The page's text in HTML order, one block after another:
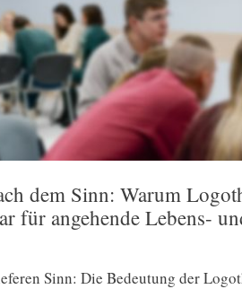
dem Sinn: Warum
für angehende Lebens-
Sinn: Die Bedeutung der